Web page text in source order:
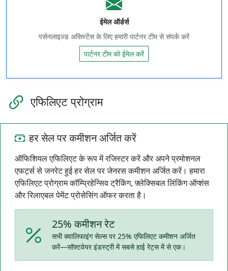
ईमेल ऑर्डर्स
पर्सनलाइज़्ड असिस्टेंस के लिए हमारी पार्टनर टीम से संपर्क करें
पार्टनर टीम को ईमेल करें
एफिलिएट प्रोग्राम
हर सेल पर कमीशन अर्जित करें
ऑफिशियल एफिलिएट के रूप में रजिस्टर करें और अपने प्रमोशनल
एफर्ट्स से जनरेट हुई हर सेल पर जेनरस कमीशन अर्जित करें। हमारा
एफिलिएट प्रोग्राम कॉम्प्रिहेन्सिव ट्रैकिंग, फ़्लेक्सिबल लिंकिंग ऑप्शंस
और रिलाएबल पेमेंट प्रोसेसिंग ऑफर करता है।
25% कमीशन रेट
सभी क्वालिफाइंग सेल्स पर 25% एफिलिएट कमीशन अर्जित
करें—सॉफ़्टवेयर इंडस्ट्री में सबसे हाई रेट्स में से एक।